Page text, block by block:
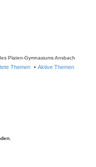
Platen-Gymnasiums Ansbach
Themen Aktive Themen